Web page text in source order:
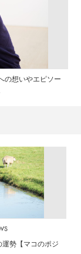
の想いやエピソー
運勢【マコのポジ